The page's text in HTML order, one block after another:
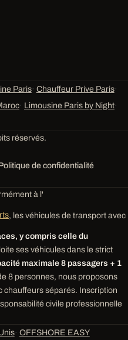
Paris· Chauffeur Prive Paris·
· Limousine Paris by Night·
réservés.
de confidentialité
à l'
, les véhicules de transport avec
y compris celle du
ses véhicules dans le strict
maximale 8 passagers + 1
8 personnes, nous proposons
chauffeurs séparés. Inscription
civile professionnelle
· OFFSHORE EASY